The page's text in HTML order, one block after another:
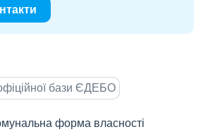
бази ЄДЕБО
форма власності